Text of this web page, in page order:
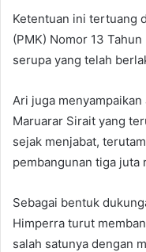
Ketentuan ini tertuang
(PMK) Nomor 13
serupa yang telah
Ari juga
Maruarar Sirait yang
sejak menjabat,
pembangunan tiga juta
Sebagai bentuk
Himperra turut
salah satunya dengan